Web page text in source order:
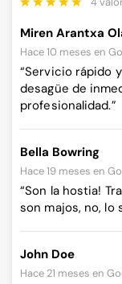
Miren Arantxa
Hace 10 meses en
“Servicio rápido
desagüe de
profesionalidad.”
Bella Bowring
Hace 19 meses en
“Son la hostia!
son majos, no, lo
John Doe
Hace 21 meses en